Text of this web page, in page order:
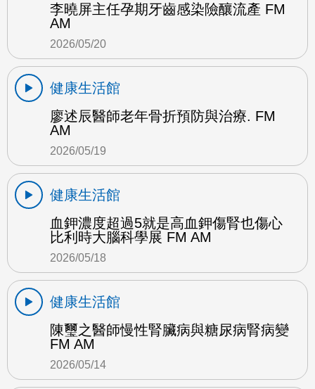
李曉屏主任孕期牙齒感染險釀流產 FM
AM
2026/05/20
健康生活館
廖述辰醫師老年骨折預防與治療. FM
AM
2026/05/19
健康生活館
血鉀濃度超過5就是高血鉀傷腎也傷心
比利時大腦科學展 FM AM
2026/05/18
健康生活館
陳璽之醫師慢性腎臟病與糖尿病腎病變
FM AM
2026/05/14